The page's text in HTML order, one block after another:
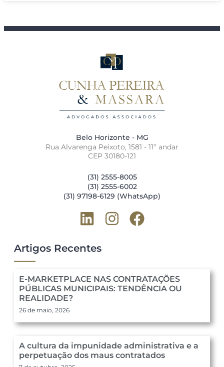
Belo Horizonte - MG
Rua Alvarenga Peixoto, 1581 - 11º andar
CEP 30180-121
(31) 2555-8005
(31) 2555-6002
(31) 97198-6129 (WhatsApp)
Artigos Recentes
E-MARKETPLACE NAS CONTRATAÇÕES
PÚBLICAS MUNICIPAIS: TENDÊNCIA OU
REALIDADE?
26 de maio, 2026
A cultura da impunidade administrativa e a
perpetuação dos maus contratados